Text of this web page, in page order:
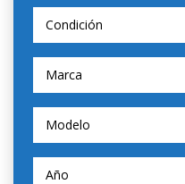
Condición
Marca
Modelo
Año